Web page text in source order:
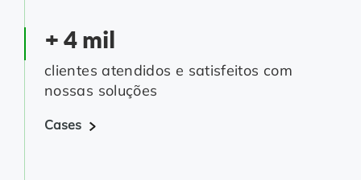
+ 4 mil
clientes atendidos e satisfeitos com
nossas soluções
Cases